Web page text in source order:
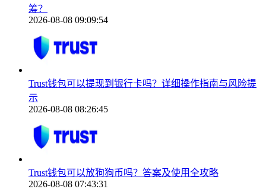
筹？
2026-08-08 09:09:54
Trust钱包可以提现到银行卡吗？详细操作指南与风险提
示
2026-08-08 08:26:45
Trust钱包可以放狗狗币吗？答案及使用全攻略
2026-08-08 07:43:31